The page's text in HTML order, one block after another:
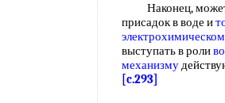
Наконец,
присадок в воде и
выступать в роли
механизму
[c.293]